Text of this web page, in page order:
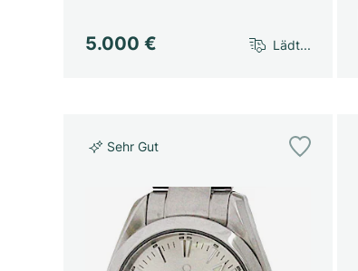
5.000 € Lädt...
Sehr Gut